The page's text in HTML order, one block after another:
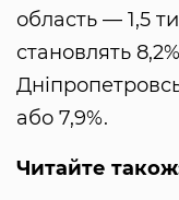
область — 1,5
становлять
або 7,9%.
Читайте